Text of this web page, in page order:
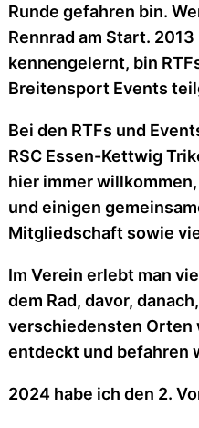
Runde gefahren bin.
Rennrad am Start.
kennengelernt, bin
Breitensport Events
Bei den RTFs und
RSC Essen-Kettwig
hier immer
und einigen
Mitgliedschaft sowie
Im Verein erlebt man
dem Rad, davor,
verschiedensten Orten
entdeckt und befahren
2024 habe ich den 2.